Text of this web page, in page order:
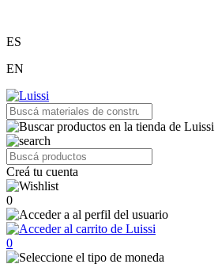
ES
EN
Creá tu cuenta
0
0